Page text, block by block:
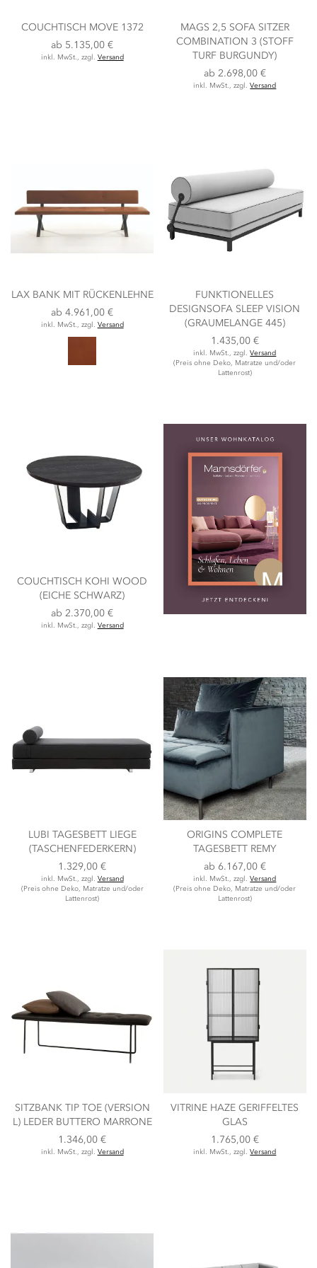
COUCHTISCH MOVE 1372
ab 5.135,00 €
inkl. MwSt., zzgl. Versand
MAGS 2,5 SOFA SITZER
COMBINATION 3 (STOFF
TURF BURGUNDY)
ab 2.698,00 €
inkl. MwSt., zzgl.Versand
LAX BANK MIT RÜCKENLEHNE
ab4.961,00 €
inkl. MwSt., zzgl. Versand
FUNKTIONELLES
DESIGNSOFA SLEEP VISION
(GRAUMELANGE 445)
1.435,00 €
inkl. MwSt., zzgl.Versand
(Preis ohne Deko, Matratze und/oder
Lattenrost)
COUCHTISCH KOHI WOOD
(EICHE SCHWARZ)
ab2.370,00 €
inkl. MwSt., zzgl. Versand
LUBI TAGESBETT LIEGE
(TASCHENFEDERKERN)
1.329,00 €
inkl. MwSt., zzgl. Versand
(Preis ohne Deko, Matratze und/oder
Lattenrost)
ORIGINS COMPLETE
TAGESBETT REMY
ab 6.167,00 €
inkl. MwSt., zzgl.Versand
(Preis ohne Deko, Matratze und/oder
Lattenrost)
SITZBANK TIP TOE (VERSION
L) LEDER BUTTERO MARRONE
1.346,00 €
inkl. MwSt., zzgl. Versand
VITRINE HAZE GERIFFELTES
GLAS
1.765,00 €
inkl. MwSt., zzgl.Versand